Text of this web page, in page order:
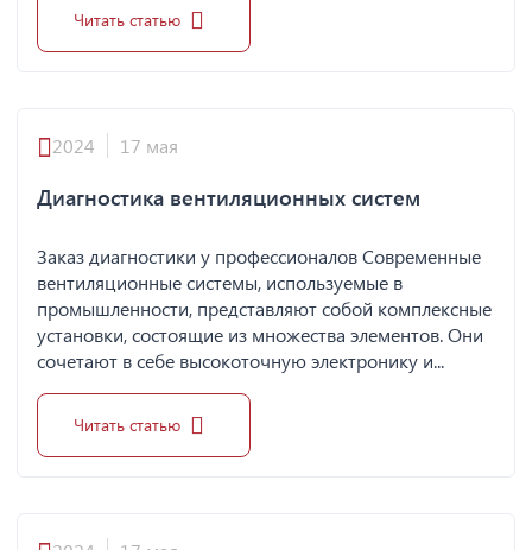
Читать статью
2024 17 мая
Диагностика вентиляционных систем
Заказ диагностики у профессионалов Современные
вентиляционные системы, используемые в
промышленности, представляют собой комплексные
установки, состоящие из множества элементов. Они
сочетают в себе высокоточную электронику и...
Читать статью